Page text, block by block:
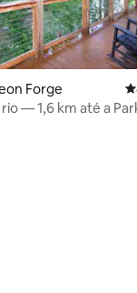
de 5, 309
Forge
— 1,6 km até a